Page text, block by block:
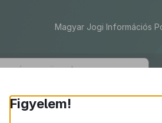
Magyar Jogi Információs
16/2002.
Figyelem!